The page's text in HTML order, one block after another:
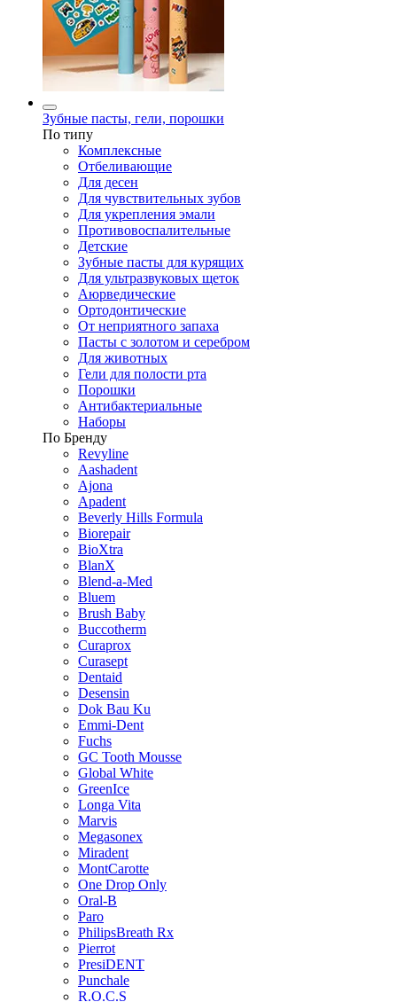
Зубные пасты, гели, порошки
По типу
Комплексные
Отбеливающие
Для десен
Для чувствительных зубов
Для укрепления эмали
Противовоспалительные
Детские
Зубные пасты для курящих
Для ультразвуковых щеток
Аюрведические
Ортодонтические
От неприятного запаха
Пасты с золотом и серебром
Для животных
Гели для полости рта
Порошки
Антибактериальные
Наборы
По Бренду
Revyline
Aashadent
Ajona
Apadent
Beverly Hills Formula
Biorepair
BioXtra
BlanX
Blend-a-Med
Bluem
Brush Baby
Buccotherm
Curaprox
Curasept
Dentaid
Desensin
Dok Bau Ku
Emmi-Dent
Fuchs
GC Tooth Mousse
Global White
GreenIce
Longa Vita
Marvis
Megasonex
Miradent
MontCarotte
One Drop Only
Oral-B
Paro
PhilipsBreath Rx
Pierrot
PresiDENT
Punchale
R.O.C.S